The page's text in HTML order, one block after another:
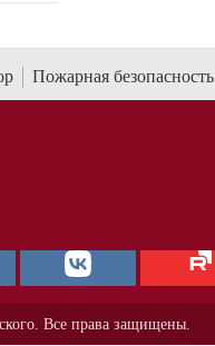
Пожарная безопасность
Все права защищены.